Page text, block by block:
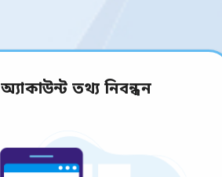
অ্যাকাউন্ট তথ্য নিবন্ধন